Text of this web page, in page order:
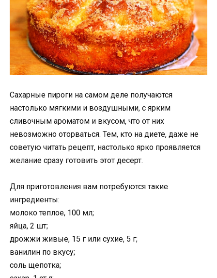
Сахарные пироги на самом деле получаются
настолько мягкими и воздушными, с ярким
сливочным ароматом и вкусом, что от них
невозможно оторваться. Тем, кто на диете, даже не
советую читать рецепт, настолько ярко проявляется
желание сразу готовить этот десерт.
Для приготовления вам потребуются такие
ингредиенты:
молоко теплое, 100 мл;
яйца, 2 шт;
дрожжи живые, 15 г или сухие, 5 г;
ванилин по вкусу;
соль щепотка;